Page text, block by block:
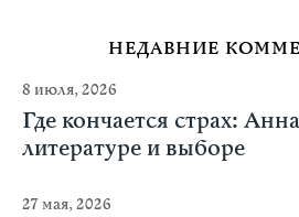
НЕДАВНИЕ
8 июля, 2026
Где кончается страх:
литературе и выборе
27 мая, 2026